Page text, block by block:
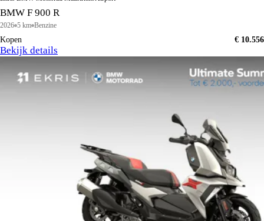
BMW F 900 R
2026 5 km Benzine
Kopen € 10.556
Bekijk details